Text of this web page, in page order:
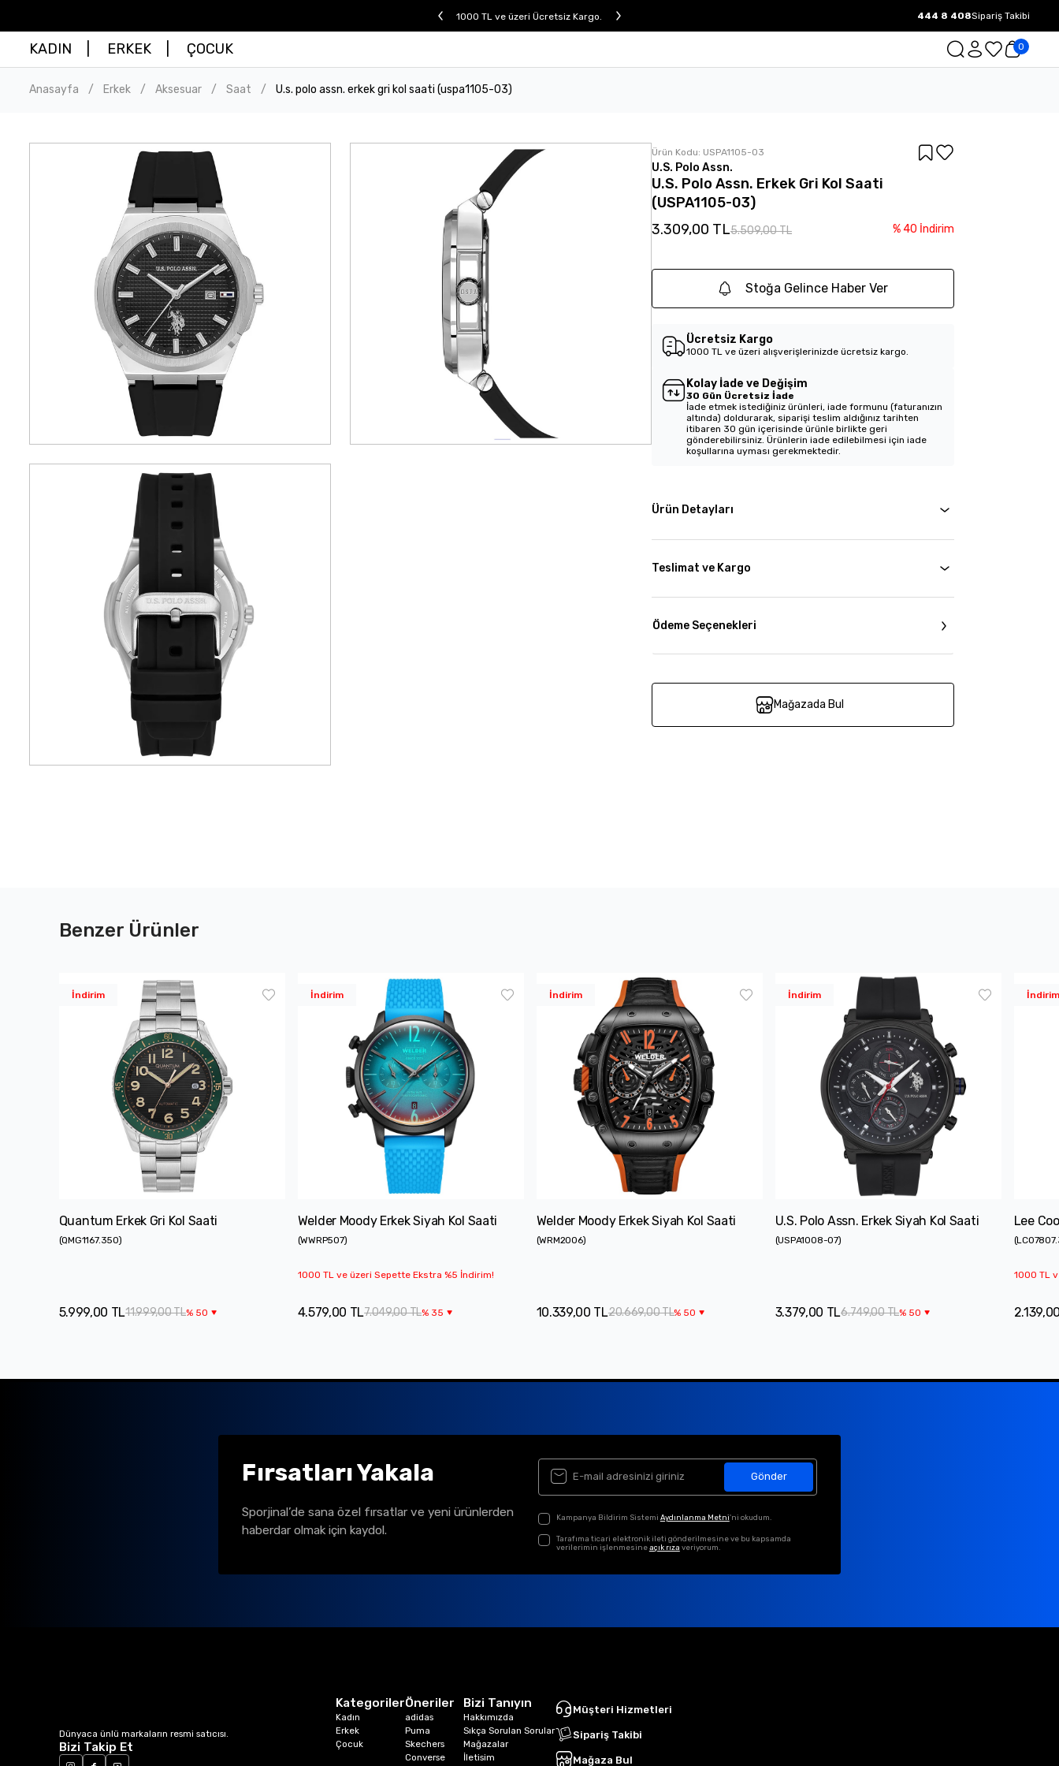
1000 TL ve üzeri Ücretsiz Kargo. 1000 TL ve üzeri Ücretsiz Kargo.
444 8 408Sipariş Takibi
KADIN ERKEK ÇOCUK 0
Anasayfa / Erkek / Aksesuar / Saat / U.s. polo assn. erkek gri kol saati (uspa1105-03)
Ürün Kodu: USPA1105-03
U.S. Polo Assn.
U.S. Polo Assn. Erkek Gri Kol Saati
(USPA1105-03)
3.309,00 TL5.509,00 TL %40 İndirim
Stoğa Gelince Haber Ver
Ücretsiz Kargo
1000 TL ve üzeri alışverişlerinizde ücretsiz kargo.
Kolay İade ve Değişim
30 Gün Ücretsiz İade
İade etmek istediğiniz ürünleri, iade formunu (faturanızın
altında) doldurarak, siparişi teslim aldığınız tarihten
itibaren 30 gün içerisinde ürünle birlikte geri
gönderebilirsiniz. Ürünlerin iade edilebilmesi için iade
koşullarına uyması gerekmektedir.
Ürün Detayları
Teslimat ve Kargo
Ödeme Seçenekleri
Mağazada Bul
Benzer Ürünler
İndirim
Quantum Erkek Gri Kol Saati
(QMG1167.350)
11.999,00 TL% 50
5.999,00 TL
İndirim
Welder Moody Erkek Siyah Kol Saati
(WWRP507)
1000 TL ve üzeri Sepette Ekstra %5 İndirim!
7.049,00 TL% 35
4.579,00 TL
İndirim
Welder Moody Erkek Siyah Kol Saati
(WRM2006)
20.669,00 TL% 50
10.339,00 TL
İndirim
U.S. Polo Assn. Erkek Siyah Kol Saati
(USPA1008-07)
6.749,00 TL% 50
3.379,00 TL
İndirim
Lee
(
1000 TL
Fırsatları Yakala
Sporjinal’de sana özel fırsatlar ve yeni ürünlerden
haberdar olmak için kaydol.
Gönder
Kampanya Bildirim Sistemi Aydınlanma Metni'ni okudum.
Tarafıma ticari elektronik ileti gönderilmesine ve bu kapsamda
verilerimin işlenmesineaçık rıza veriyorum.
Dünyaca ünlü markaların resmi satıcısı.
Bizi Takip Et
Kategoriler
Kadın
Erkek
Çocuk
Öneriler
adidas
Puma
Skechers
Converse
Bizi Tanıyın
Hakkımızda
Sıkça Sorulan Sorular
Mağazalar
İletisim
Müşteri Hizmetleri
Sipariş Takibi
Mağaza Bul